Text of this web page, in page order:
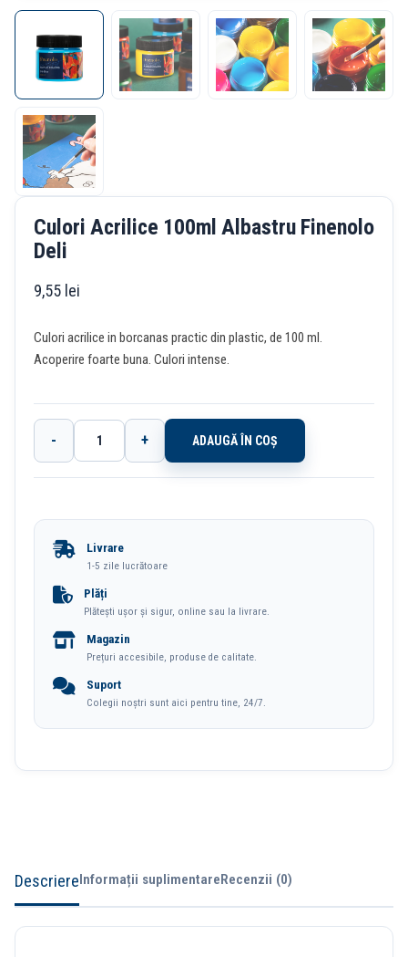
Culori Acrilice 100ml Albastru Finenolo
Deli
9,55 lei
Culori acrilice in borcanas practic din plastic, de 100 ml.
Acoperire foarte buna. Culori intense.
Cantitate
Culori
Albastru
Finenolo
- + ADAUGĂ ÎN COȘ
Livrare
1-5 zile lucrătoare
Plăți
Plătești ușor și sigur, online sau la livrare.
Magazin
Prețuri accesibile, produse de calitate.
Suport
Colegii noștri sunt aici pentru tine, 24/7.
DescriereInformații suplimentareRecenzii (0)